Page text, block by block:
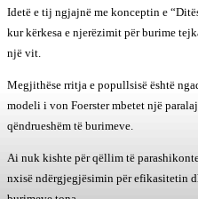
Idetë e tij ngjajnë me konceptin e
kur kërkesa e njerëzimit për burime
një vit.
Megjithëse rritja e popullsisë është
modeli i von Foerster mbetet një
qëndrueshëm të burimeve.
Ai nuk kishte për qëllim të
nxisë ndërgjegjësimin për efikasitetin